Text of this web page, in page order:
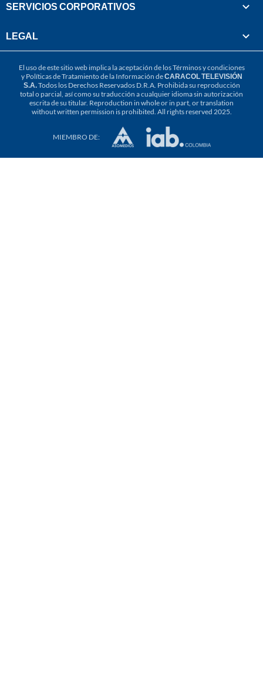
SERVICIOS CORPORATIVOS
LEGAL
El uso de este sitio web implica la aceptación de losTérminos y condiciones
y Políticas de Tratamiento de la Información deCARACOL TELEVISIÓN
S.A.Todos los Derechos Reservados D.R.A. Prohibida su reproducción
total o parcial, así como su traducción a cualquier idioma sin autorización
escrita de su titular. Reproduction in whole or in part, or translation
without written permission is prohibited. All rights reserved 2025.
MIEMBRO DE: